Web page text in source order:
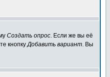
Создать опрос. Если же вы её
кнопкуДобавить вариант. Вы